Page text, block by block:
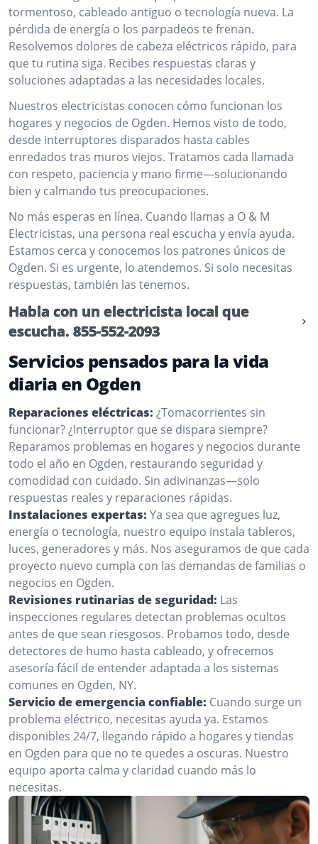
tormentoso, cableado antiguo o tecnología nueva. La
pérdida de energía o los parpadeos te frenan.
Resolvemos dolores de cabeza eléctricos rápido, para
que tu rutina siga. Recibes respuestas claras y
soluciones adaptadas a las necesidades locales.
Nuestros electricistas conocen cómo funcionan los
hogares y negocios de Ogden. Hemos visto de todo,
desde interruptores disparados hasta cables
enredados tras muros viejos. Tratamos cada llamada
con respeto, paciencia y mano firme—solucionando
bien y calmando tus preocupaciones.
No más esperas en línea. Cuando llamas a O & M
Electricistas, una persona real escucha y envía ayuda.
Estamos cerca y conocemos los patrones únicos de
Ogden. Si es urgente, lo atendemos. Si solo necesitas
respuestas, también las tenemos.
Habla con un electricista local que
escucha. 855-552-2093
Servicios pensados para la vida
diaria en Ogden
Reparaciones eléctricas: ¿Tomacorrientes sin
funcionar? ¿Interruptor que se dispara siempre?
Reparamos problemas en hogares y negocios durante
todo el año en Ogden, restaurando seguridad y
comodidad con cuidado. Sin adivinanzas—solo
respuestas reales y reparaciones rápidas.
Instalaciones expertas: Ya sea que agregues luz,
energía o tecnología, nuestro equipo instala tableros,
luces, generadores y más. Nos aseguramos de que cada
proyecto nuevo cumpla con las demandas de familias o
negocios en Ogden.
Revisiones rutinarias de seguridad: Las
inspecciones regulares detectan problemas ocultos
antes de que sean riesgosos. Probamos todo, desde
detectores de humo hasta cableado, y ofrecemos
asesoría fácil de entender adaptada a los sistemas
comunes en Ogden, NY.
Servicio de emergencia confiable: Cuando surge un
problema eléctrico, necesitas ayuda ya. Estamos
disponibles 24/7, llegando rápido a hogares y tiendas
en Ogden para que no te quedes a oscuras. Nuestro
equipo aporta calma y claridad cuando más lo
necesitas.